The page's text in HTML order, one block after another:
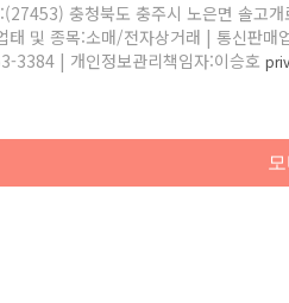
충청북도 충주시 노은면 솔고
및 종목:소매/전자상거래 | 통신판매
3384 | 개인정보관리책임자:이승호